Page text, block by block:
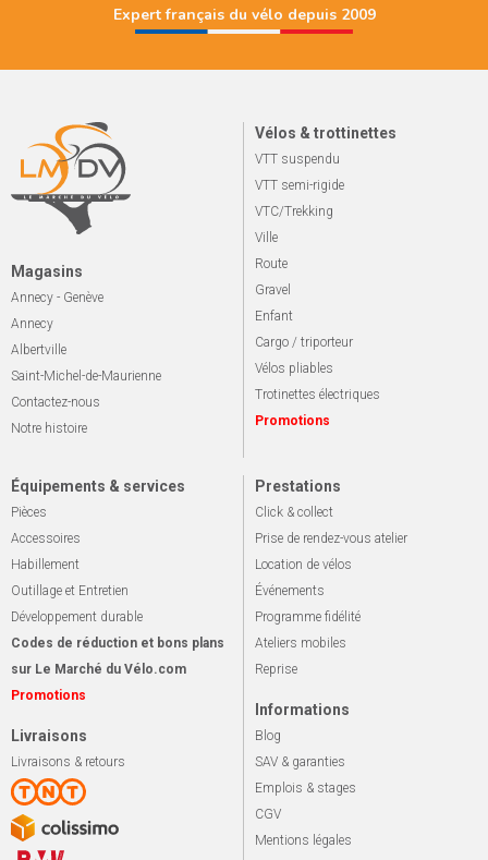
Expert français du vélo depuis 2009
Magasins
Annecy - Genève
Annecy
Albertville
Saint-Michel-de-Maurienne
Contactez-nous
Notre histoire
Vélos & trottinettes
VTT suspendu
VTT semi-rigide
VTC/Trekking
Ville
Route
Gravel
Enfant
Cargo / triporteur
Vélos pliables
Trotinettes électriques
Promotions
Équipements & services
Pièces
Accessoires
Habillement
Outillage et Entretien
Développement durable
Codes de réduction et bons plans
sur Le Marché du Vélo.com
Promotions
Livraisons
Livraisons & retours
Prestations
Click & collect
Prise de rendez-vous atelier
Location de vélos
Événements
Programme fidélité
Ateliers mobiles
Reprise
Informations
Blog
SAV & garanties
Emplois & stages
CGV
Mentions légales